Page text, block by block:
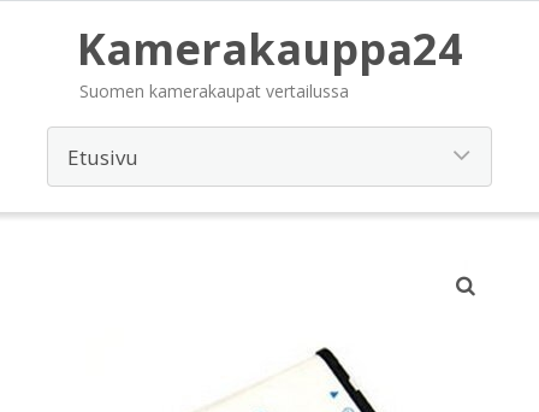
Kamerakauppa24
Suomen kamerakaupat vertailussa